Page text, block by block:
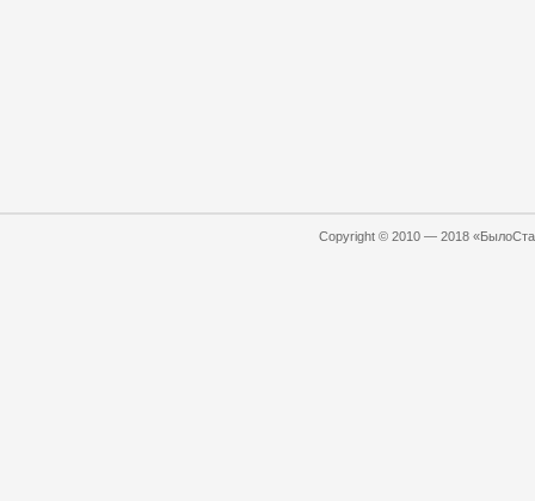
Copyright © 2010 — 2018